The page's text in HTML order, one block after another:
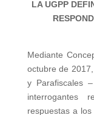
LA UGPP
Mediante
octubre de
y Parafiscales
interrogantes
respuestas a